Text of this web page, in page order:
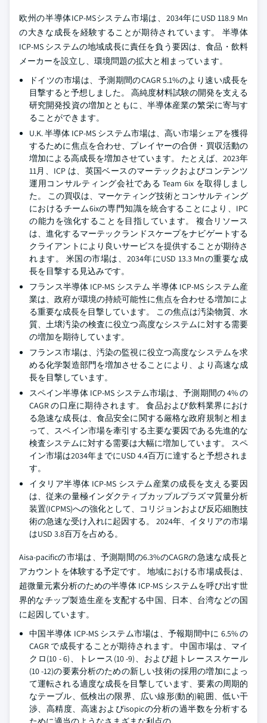
欧州の半導体ICP-MSシステム市場は、2034年にUSD 118.9 Mn
の大きな成長を経験することが期待されています。 半導体
ICP-MS システムの地域成長に責任を負う要因は、食品・飲料
メーカーを設立し、環境問題の拡大と相まっています。
ドイツの市場は、予測期間のCAGR 5.1%のより速い成長を
目撃すると予想しました。 高純度材料試験の開発を支える
研究開発投資の増加とともに、半導体産業の繁栄に寄与す
ることができます。
U.K. 半導体 ICP-MS システム市場は、高い市場シェアを獲得
するために焦点を合わせ、プレイヤーの合併・買収活動の
増加による高成長を増加させています。 たとえば、2023年
11月、ICP は、英国ベースのマーテックおよびコンテンツ
運用コンサルティング会社である Team 6ix を取得しまし
た。 この買収は、マーケティング技術とコンサルティング
におけるチーム6ixの専門知識を統合することにより、IPC
の能力を強化することを目指しています。 複合リソース
は、進化するマーテックランドスケープをナビゲートする
クライアントにより良いサービスを提供することが期待さ
れます。 米国の市場は、2034年にUSD 13.3 Mnの重要な成
長を目撃する見込みです。
フランス半導体 ICP-MS システム 半導体 ICP-MS システム産
業は、政府が環境の持続可能性に焦点を合わせる増加によ
る重要な成長を目撃しています。 この焦点は汚染物質、水
質、土壌汚染の検査に役立つ高度なシステムに対する需要
の増加を期待しています。
フランス市場は、汚染の監視に役立つ高度なシステムを求
める化学製造部門を増加させることにより、より高速な成
長を目撃しています。
スペイン半導体 ICP-MS システム市場は、予測期間の 4% の
CAGR の口座に期待されます。 食品および飲料業界におけ
る急速な成長は、食品安全に関する厳格な政府規制と相ま
って、スペイン市場を牽引する主要な要因である先進的な
検査システムに対する需要は大幅に増加しています。 スペ
イン市場は2034年までにUSD 4.4百万に達すると予想されま
す。
イタリア半導体 ICP-MS システム産業の成長を支える要因
は、従来の量極インダクティブカップルプラズマ質量分析
装置(ICPMS)への強化として、コリジョンおよび反応細胞技
術の急速な受け入れに起因する。 2024年、イタリアの市場
はUSD 3.8百万を占める。
Aisa-pacificの市場は、予測期間の6.3%のCAGRの急速な成長と
アカウントを体験する予定です。 地域における市場成長は、
超微量元素分析のための半導体 ICP-MS システムを呼び出す世
界的なチップ製造生産を支配する中国、日本、台湾などの国
に起因しています。
中国半導体 ICP-MS システム市場は、予報期間中に 6.5% の
CAGR で成長することが期待されます。 中国市場は、マイ
クロ(10 - 6)、トレース(10 -9)、および超トレーススケール
(10 -12)の要素分析のための新しい技術の採用の増加によっ
て運転される適度な成長を目撃しています、要素の周期的
なテーブル、低検出の限界、広い線形(動的)範囲、低い干
渉、高精度、高速およびisopicの分析の過半数を分析する